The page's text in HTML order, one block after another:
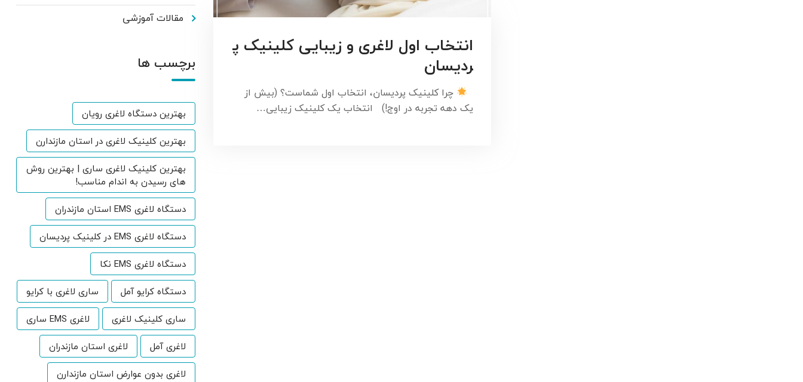
انتخاب اول لاغری و زیبایی کلینیک پ
ردیسان
چرا کلینیک پردیسان، انتخاب اول شماست؟ (بیش از
یک دهه تجربه در اوج!) انتخاب یک کلینیک زیبایی…
مقالات آموزشی
برچسب ها
بهترین دستگاه لاغری رویان
بهترین کلینیک لاغری در استان مازندارن
بهترین کلینیک لاغری ساری | بهترین روش
های رسیدن به اندام مناسب!
دستگاه لاغری EMS استان مازندران
دستگاه لاغری EMS در کلینیک پردیسان
دستگاه لاغری EMS نکا
دستگاه کرایو آمل
ساری لاغری با کرایو
ساری کلینیک لاغری
لاغری EMS ساری
لاغری آمل
لاغری استان مازندران
لاغری بدون عوارض استان مازندارن